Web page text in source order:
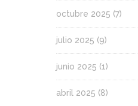
octubre 2025 (7)
julio 2025 (9)
junio 2025 (1)
abril 2025 (8)